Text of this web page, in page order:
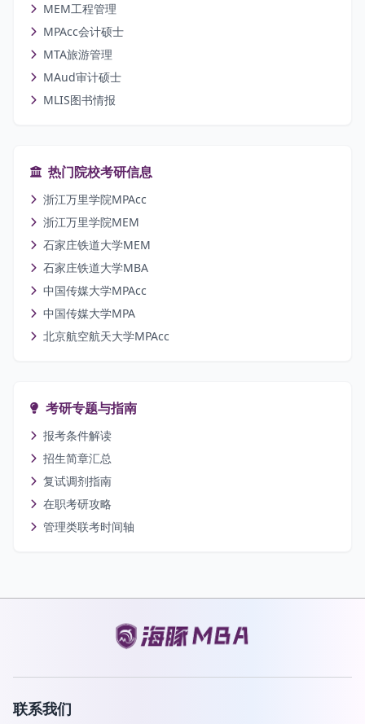
MEM工程管理
MPAcc会计硕士
MTA旅游管理
MAud审计硕士
MLIS图书情报
热门院校考研信息
浙江万里学院MPAcc
浙江万里学院MEM
石家庄铁道大学MEM
石家庄铁道大学MBA
中国传媒大学MPAcc
中国传媒大学MPA
北京航空航天大学MPAcc
考研专题与指南
报考条件解读
招生简章汇总
复试调剂指南
在职考研攻略
管理类联考时间轴
联系我们